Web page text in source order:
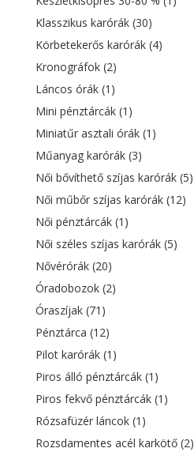
Klasszikus karórák (30)
Körbetekerős karórák (4)
Kronográfok (2)
Láncos órák (1)
Mini pénztárcák (1)
Miniatűr asztali órák (1)
Műanyag karórák (3)
Női bővíthető szíjas karórák (5)
Női műbőr szíjas karórák (12)
Női pénztárcák (1)
Női széles szíjas karórák (5)
Nővérórák (20)
Óradobozok (2)
Óraszíjak (71)
Pénztárca (12)
Pilot karórák (1)
Piros álló pénztárcák (1)
Piros fekvő pénztárcák (1)
Rózsafüzér láncok (1)
Rozsdamentes acél karkötő (2)